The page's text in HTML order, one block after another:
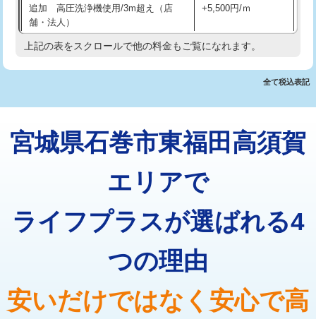
排水管工事（追加 排水管工事/3ｍ超
え）
マス交換（土の掘削・埋め戻し作業） 11,000円~
マス交換（深さ50㎝以上） 66,000円
コンクリート斫り（厚さ10㎝超え） 38,500円
モルタル補修（厚さ10㎝まで） 27,500円
16,500円
廃棄・処分 現場見積
追加 高圧洗浄機使用/3m超え（店
舗・法人）
+5,500円/ｍ
高度高圧洗浄換 現地調査
トーラー機使用/3mまで 33,000円
追加トーラー機使用/3m超え +3,300円
8,800円
止水・漏水調査・防水処理・清掃・修
11,000円
止水・漏水調査・防水処理・清掃・修
22,000円
止水・漏水調査・防水処理・清掃・修
33,000円
上記の表をスクロールで他の料金もご覧になれます。
全て税込表記
宮城県石巻市東福田高須賀
エリアで
ライフプラスが選ばれる4
つの理由
安いだけではなく安心で高